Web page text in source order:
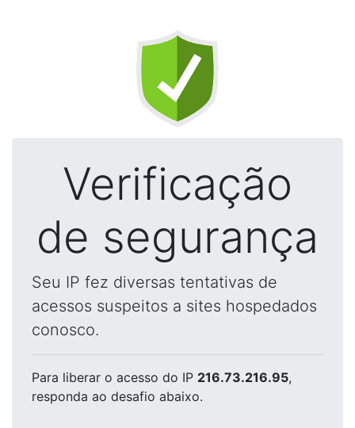
Verificação
de segurança
Seu IP fez diversas tentativas de
acessos suspeitos a sites hospedados
conosco.
Para liberar o acesso do IP 216.73.216.95,
responda ao desafio abaixo.